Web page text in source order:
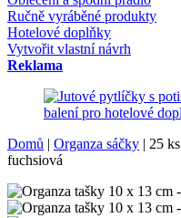
Ručně vyráběné produkty
Hotelové doplňky
Vytvořit vlastní návrh
Reklama
Domů | Organza sáčky | 25
fuchsiová